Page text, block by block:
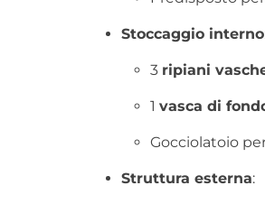
Stoccaggio interno
3 ripiani
1 vasca di
Gocciolatoio
Struttura esterna: